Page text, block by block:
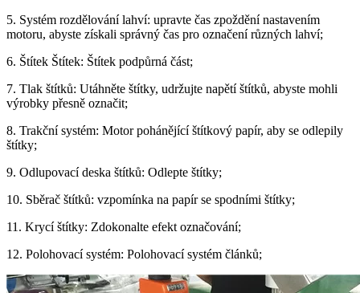
5. Systém rozdělování lahví: upravte čas zpoždění nastavením
motoru, abyste získali správný čas pro označení různých lahví;
6. Štítek Štítek: Štítek podpůrná část;
7. Tlak štítků: Utáhněte štítky, udržujte napětí štítků, abyste mohli
výrobky přesně označit;
8. Trakční systém: Motor pohánějící štítkový papír, aby se odlepily
štítky;
9. Odlupovací deska štítků: Odlepte štítky;
10. Sběrač štítků: vzpomínka na papír se spodními štítky;
11. Krycí štítky: Zdokonalte efekt označování;
12. Polohovací systém: Polohovací systém článků;